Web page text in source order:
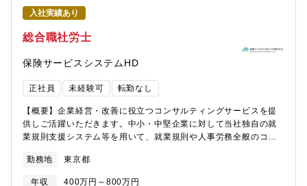
1.経理財務領域、3.重要会議体の運営の点に関して、携わっていた
だきます。【組織構成】■管理部：9名∟副部長1名（30代女性）
+メンバー8名（20～50代女性）【企業情報】・定年60歳（60歳
以降の継続雇用可能）・転勤なし（神戸本社のみ）
入社実績あり
総合職社労士
保険サービスシステムHD
正社員 未経験可 転勤なし
【概要】企業経営・改善に役立つコンサルティングサービスを提
供しご活躍いただきます。中小・中堅企業に対して当社独自の就
業規則支援システム等を用いて、就業規則や人事労務全般のコン
容】厚生部会で人事労務コンサルティングに従事して頂きま
す。・中小企業の経営者や事務所の先生に対し就業規則や人事労
勤務地 東京都
年収 400万円～800万円